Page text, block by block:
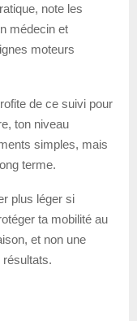
note les
médecin et
moteurs
de ce suivi pour
ton niveau
simples, mais
terme.
plus léger si
ta mobilité au
et non une